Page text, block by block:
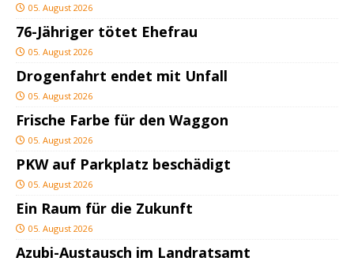
05. August 2026
76-Jähriger tötet Ehefrau
05. August 2026
Drogenfahrt endet mit Unfall
05. August 2026
Frische Farbe für den Waggon
05. August 2026
PKW auf Parkplatz beschädigt
05. August 2026
Ein Raum für die Zukunft
05. August 2026
Azubi-Austausch im Landratsamt